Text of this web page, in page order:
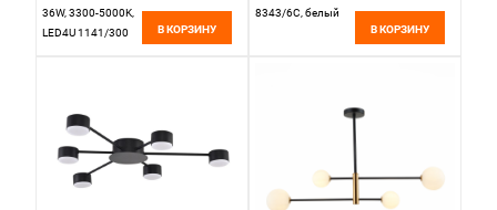
36W, 3300-5000K,
LED4U 1141/300
В КОРЗИНУ
8343/6C, белый
В КОРЗИНУ